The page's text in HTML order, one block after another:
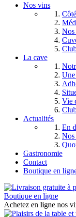
Nos vins
Nos
La cave
Vie
Actualités
En
Gastronomie
Contact
Boutique en
Boutique en ligne
Achetez en ligne nos